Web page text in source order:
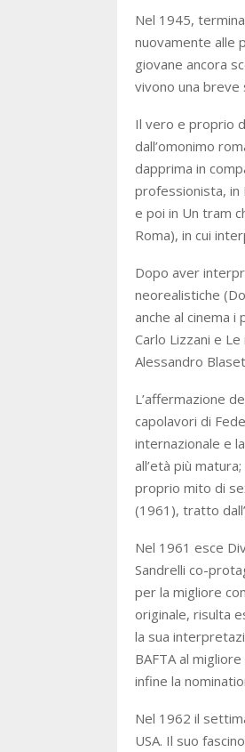
Nel 1945,
nuovamente alle
giovane ancora
vivono una breve
Il vero e proprio
dall’omonimo
dapprima in
professionista, in
e poi in Un tram
Roma), in cui
Dopo aver
neorealistiche
anche al cinema i
Carlo Lizzani e
Alessandro
L’affermazione
capolavori di
internazionale e
all’età più
proprio mito di
(1961), tratto
Nel 1961 esce
Sandrelli co-
per la migliore
originale, risulta
la sua
BAFTA al
infine la
Nel 1962 il
USA. Il suo